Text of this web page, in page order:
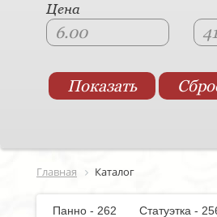
Цена
Главная Каталог
Панно - 262 Статуэтка -